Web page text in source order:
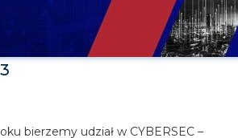
bierzemy udział w CYBERSEC –